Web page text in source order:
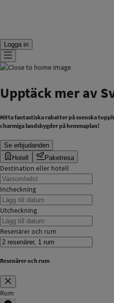
Logga in
Upptäck mer av
Hitta fantastiska rabatter på svenska
charmiga landsbygder på hemmaplan!
Se erbjudanden
Hotell
Paketresa
Destination eller hotell
Incheckning
Utcheckning
Resenärer och rum
Resenärer och rum
Rum